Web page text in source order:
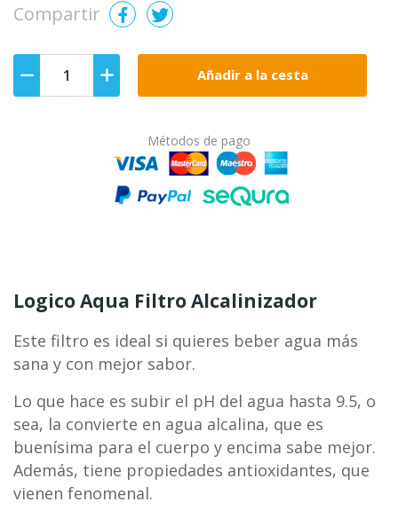
Compartir
Añadir a la cesta
Métodos de pago
Logico Aqua Filtro Alcalinizador
Este filtro es ideal si quieres beber agua más
sana y con mejor sabor.
Lo que hace es subir el pH del agua hasta 9.5, o
sea, la convierte en agua alcalina, que es
buenísima para el cuerpo y encima sabe mejor.
Además, tiene propiedades antioxidantes, que
vienen fenomenal.